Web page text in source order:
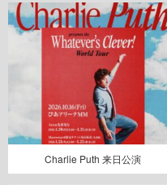
Charlie Puth 来日公演